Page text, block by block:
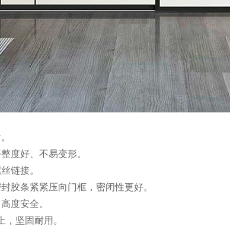
度好、不易变形。
链接。
胶条紧紧压向门框，密闭性更好。
度安全。
坚固耐用。